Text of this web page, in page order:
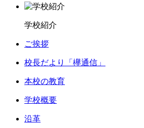
学校紹介
ご挨拶
校長だより「欅通信」
本校の教育
学校概要
沿革